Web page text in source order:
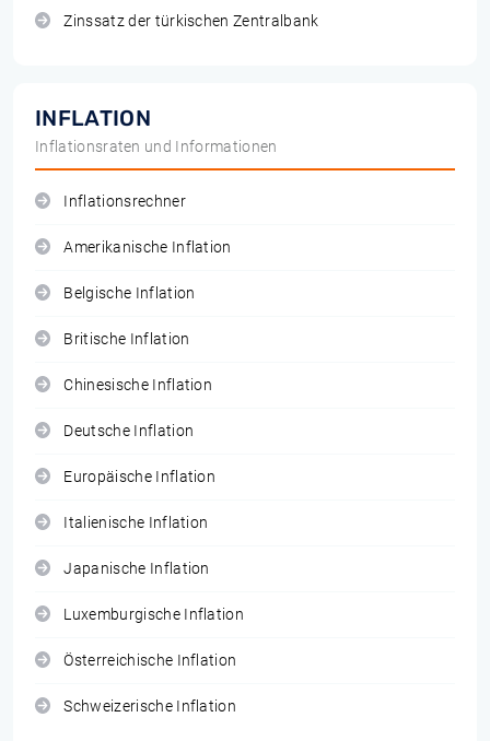
Zinssatz der türkischen Zentralbank
INFLATION
Inflationsraten und Informationen
Inflationsrechner
Amerikanische Inflation
Belgische Inflation
Britische Inflation
Chinesische Inflation
Deutsche Inflation
Europäische Inflation
Italienische Inflation
Japanische Inflation
Luxemburgische Inflation
Österreichische Inflation
Schweizerische Inflation